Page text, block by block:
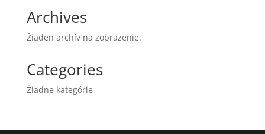
Archives
Žiaden archív na zobrazenie.
Categories
Žiadne kategórie